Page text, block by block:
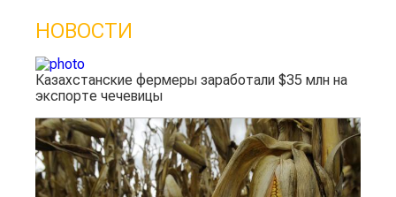
НОВОСТИ
Казахстанские фермеры заработали $35 млн на
экспорте чечевицы